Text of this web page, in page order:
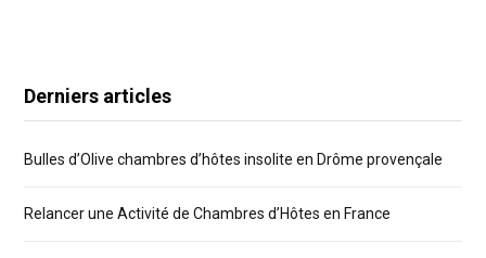
Derniers articles
Bulles d’Olive chambres d’hôtes insolite en Drôme provençale
Relancer une Activité de Chambres d’Hôtes en France